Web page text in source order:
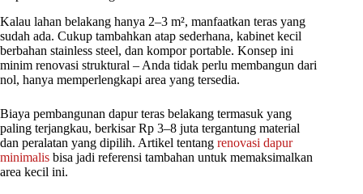
Kalau lahan belakang hanya 2–3 m², manfaatkan teras yang
sudah ada. Cukup tambahkan atap sederhana, kabinet kecil
berbahan stainless steel, dan kompor portable. Konsep ini
minim renovasi struktural – Anda tidak perlu membangun dari
nol, hanya memperlengkapi area yang tersedia.
Biaya pembangunan dapur teras belakang termasuk yang
paling terjangkau, berkisar Rp 3–8 juta tergantung material
dan peralatan yang dipilih. Artikel tentang renovasi dapur
minimalis bisa jadi referensi tambahan untuk memaksimalkan
area kecil ini.